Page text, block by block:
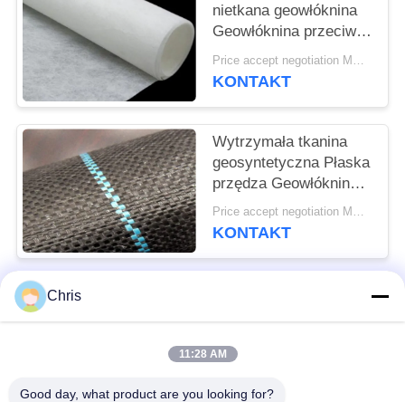
nietkana geowłóknina
Geowłóknina przeciw
utlenianiu
Price accept negotiation MOQ:100sq.m.
KONTAKT
Wytrzymała tkanina
geosyntetyczna Płaska
przędza Geowłóknina
PP Zapobiega
wzrostowi trawy
Price accept negotiation MOQ:1000 mkw.
KONTAKT
popularne kategorie
Chris
11:28 AM
Good day, what product are you looking for?